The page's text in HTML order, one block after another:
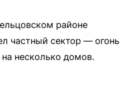
районе
частный сектор — огонь
на несколько домов.